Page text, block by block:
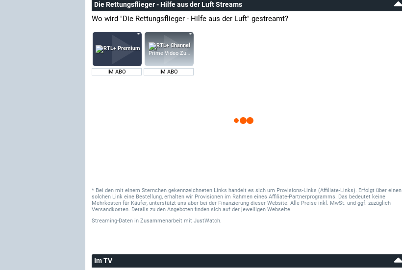
Die Rettungsflieger - Hilfe aus der Luft Streams
Wo wird "Die Rettungsflieger - Hilfe aus der Luft" gestreamt?
IM ABO
Prime Video Zusatz-Kanäle
IM ABO
* Bei den mit einem Sternchen gekennzeichneten Links handelt es sich um Provisions-Links (Affiliate-Links). Erfolgt über einen
solchen Link eine Bestellung, erhalten wir Provisionen im Rahmen eines Affiliate-Partnerprogramms. Das bedeutet keine
Mehrkosten für Käufer, unterstützt uns aber bei der Finanzierung dieser Website. Alle Preise inkl. MwSt. und ggf. zuzüglich
Versandkosten. Details zu den Angeboten finden sich auf der jeweiligen Webseite.
Streaming-Daten in Zusammenarbeit mit JustWatch.
Im TV